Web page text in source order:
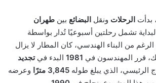
بدأت الرحلات ونقل البضائع بين طهران
تشمل رحلتين أسبوعيًا تُدار بواسطة
من البناء الهندسي، كان المطار لا يزال
قرر المهندسون في 1981 البدء فيتجديد
الرئيسي، الذي يبلغ طوله 3,845 مترًا
وعرضه